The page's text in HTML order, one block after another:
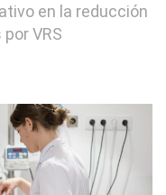
en la reducción
VRS